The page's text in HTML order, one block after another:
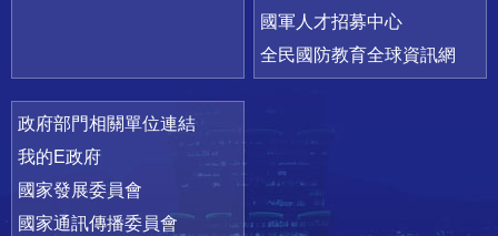
國軍人才招募中心
全民國防教育全球資訊網
政府部門相關單位連結
我的E政府
國家發展委員會
國家通訊傳播委員會